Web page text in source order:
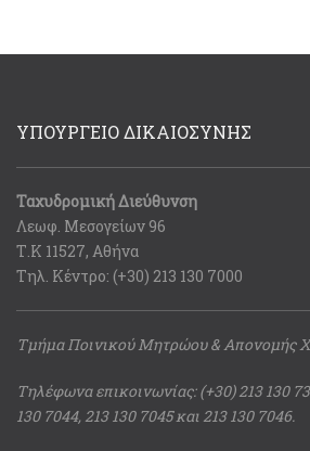
ΥΠΟΥΡΓΕΙΟ ΔΙΚΑΙΟΣΥΝΗΣ
Ταχυδρομική Διεύθυνση
Λεωφ. Μεσογείων 96
Τ.Κ 11527, Αθήνα
Τηλ. Κέντρο: (+30) 213 130 7000
Τμήμα Ποινικού Μητρώου & Απονομής
Τηλέφωνα επικοινωνίας: (+30) 213 130
130 7044, 213 130 7045 και 213 130 7046.